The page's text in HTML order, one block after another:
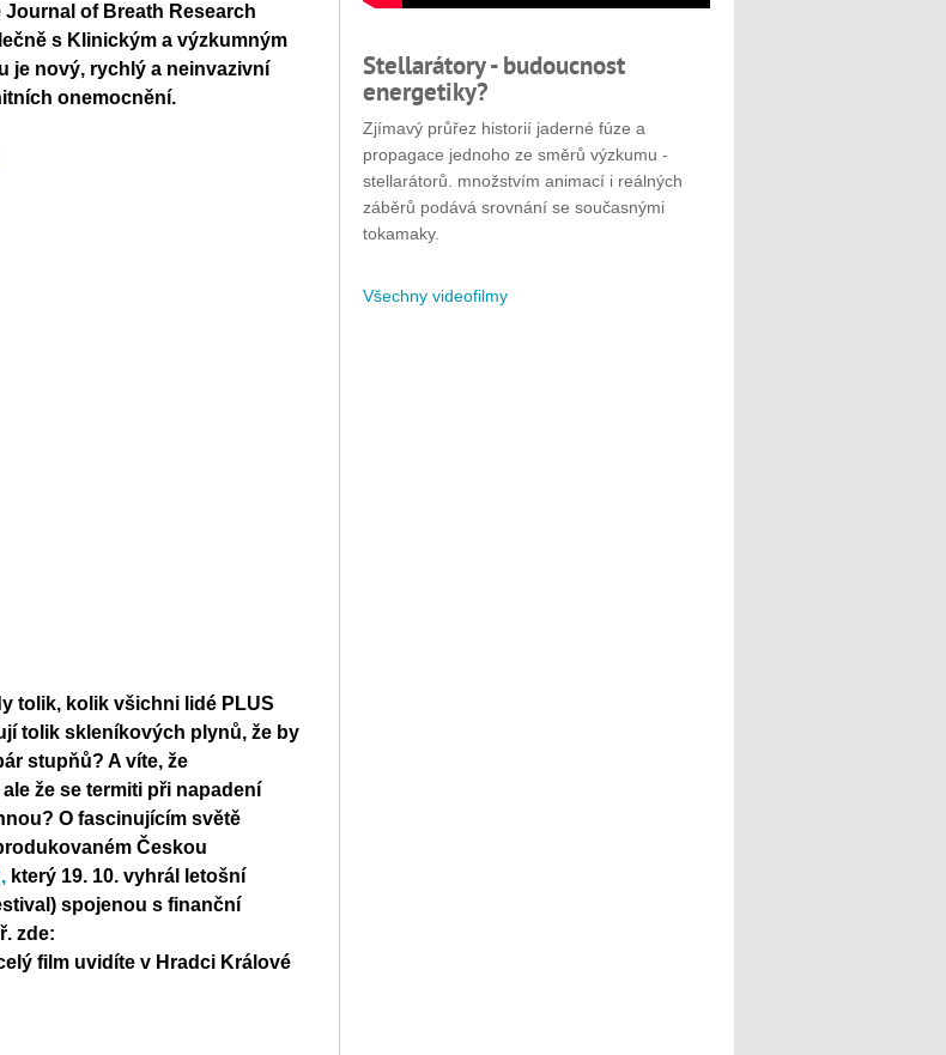
of Breath Research
s Klinickým a výzkumným
je nový, rychlý a neinvazivní
onemocnění.
tolik, kolik všichni lidé PLUS
tolik skleníkových plynů, že by
stupňů? A víte, že
že se termiti při napadení
O fascinujícím světě
Českou
který 19. 10. vyhrál letošní
spojenou s finanční
zde:
film uvidíte v Hradci Králové
Stellarátory - budoucnost
energetiky?
Zjímavý průřez historií jaderné fúze a
propagace jednoho ze směrů výzkumu -
stellarátorů. množstvím animací i reálných
záběrů podává srovnání se současnými
tokamaky.
Všechny videofilmy